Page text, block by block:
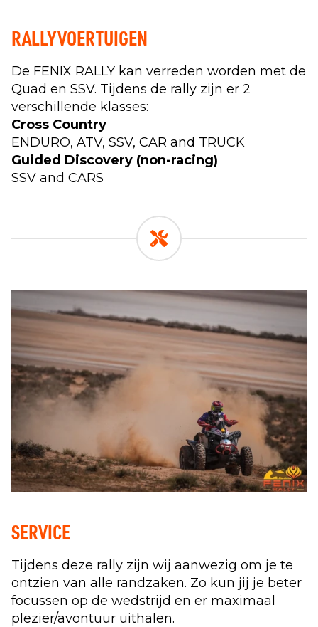
RALLYVOERTUIGEN
De FENIX RALLY kan verreden worden met de
Quad en SSV. Tijdens de rally zijn er 2
verschillende klasses:
Cross Country
ENDURO, ATV, SSV, CAR and TRUCK
Guided Discovery (non-racing)
SSV and CARS
SERVICE
Tijdens deze rally zijn wij aanwezig om je te
ontzien van alle randzaken. Zo kun jij je beter
focussen op de wedstrijd en er maximaal
plezier/avontuur uithalen.